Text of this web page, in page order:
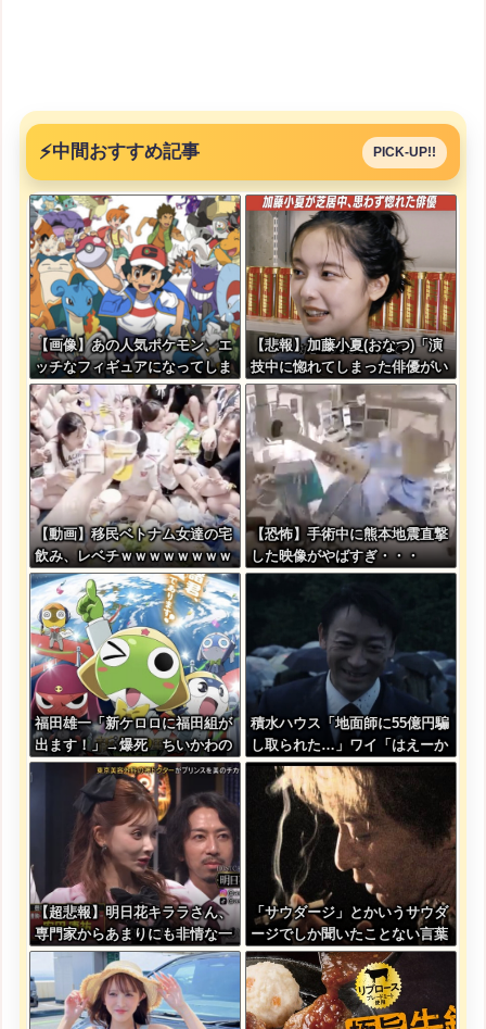
⚡中間おすすめ記事 PICK-UP!!
【画像】あの人気ポケモン、エ
ッチなフィギュアになってしま
う
【悲報】加藤小夏(おなつ)「演
技中に惚れてしまった俳優がい
る」
【動画】移民ベトナム女達の宅
飲み、レベチｗｗｗｗｗｗｗｗ
ｗｗｗｗｗｗｗｗｗｗｗｗｗｗ
ｗｗ
【恐怖】手術中に熊本地震直撃
した映像がやばすぎ・・・
福田雄一「新ケロロに福田組が
出ます！」→爆死 ちいかわの
監督「原作に忠実に」→爆売れ
積水ハウス「地面師に55億円騙
し取られた…」ワイ「はえーか
わいそう…会社滅茶苦茶やろな
ぁ」→
【超悲報】明日花キララさん、
専門家からあまりにも非情な一
言を告げられる
「サウダージ」とかいうサウダ
ージでしか聞いたことない言葉
ｗｗｗｗｗｗｗｗ